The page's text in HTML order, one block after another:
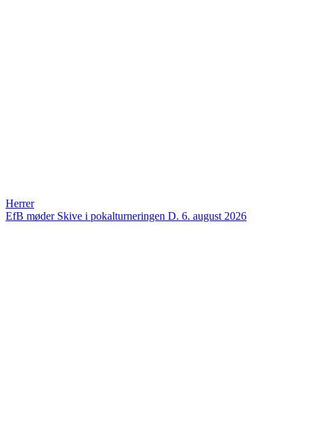
Herrer
EfB møder Skive i pokalturneringen D. 6. august 2026